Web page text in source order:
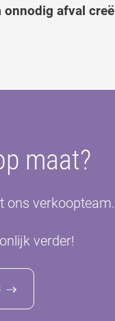
onnodig afval
maat?
ons verkoopteam.
verder!